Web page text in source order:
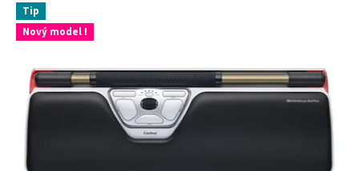
Tip
Nový model !